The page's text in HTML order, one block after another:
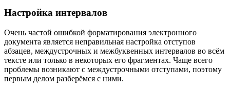
Настройка интервалов
Очень частой ошибкой форматирования электронного
документа является неправильная настройка отступов
абзацев, междустрочных и межбуквенных интервалов во всём
тексте или только в некоторых его фрагментах. Чаще всего
проблемы возникают с междустрочными отступами, поэтому
первым делом разберёмся с ними.